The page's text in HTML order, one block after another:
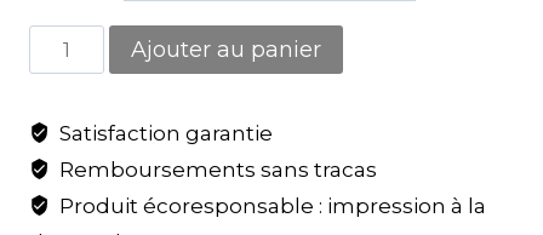
Ajouter au panier
Satisfaction garantie
Remboursements sans tracas
Produit écoresponsable : impression à la